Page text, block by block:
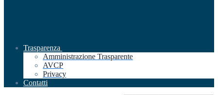
Trasparenza
Amministrazione Trasparente
AVCP
Privacy
Contatti